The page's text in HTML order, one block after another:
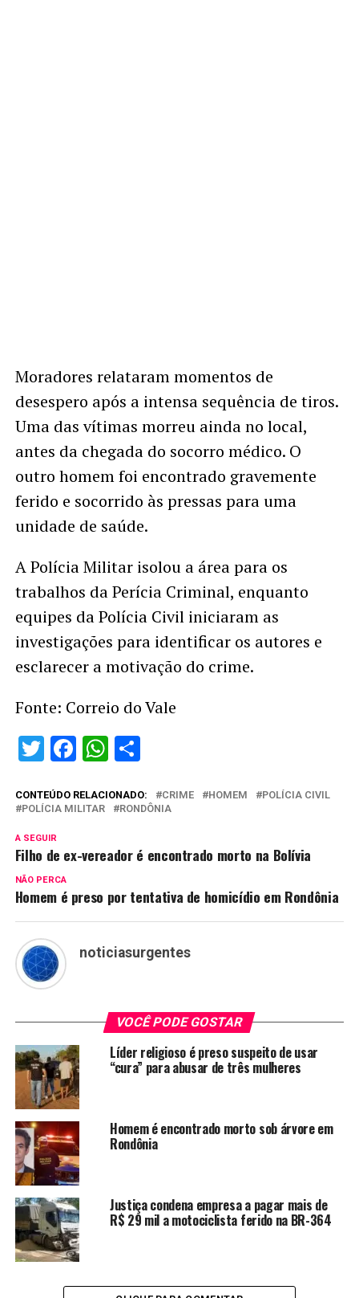
Moradores relataram momentos de
desespero após a intensa sequência de tiros.
Uma das vítimas morreu ainda no local,
antes da chegada do socorro médico. O
outro homem foi encontrado gravemente
ferido e socorrido às pressas para uma
unidade de saúde.
A Polícia Militar isolou a área para os
trabalhos da Perícia Criminal, enquanto
equipes da Polícia Civil iniciaram as
investigações para identificar os autores e
esclarecer a motivação do crime.
Fonte: Correio do Vale
Twitter
Facebook
WhatsApp
Share
CONTEÚDO RELACIONADO: CRIME HOMEM
POLÍCIA CIVIL
POLÍCIA MILITAR
RONDÔNIA
A SEGUIR
Filho de ex-vereador é encontrado morto na Bolívia
NÃO PERCA
Homem é preso por tentativa de homicídio em Rondônia
noticiasurgentes
VOCÊ PODE GOSTAR
Líder religioso é preso suspeito de usar
“cura” para abusar de três mulheres
Homem é encontrado morto sob árvore em
Rondônia
Justiça condena empresa a pagar mais de
R$ 29 mil a motociclista ferido na BR-364